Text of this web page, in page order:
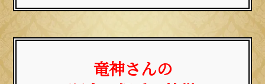
竜神さんの